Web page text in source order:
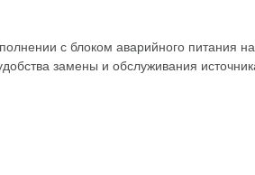
с блоком аварийного питания
замены и обслуживания